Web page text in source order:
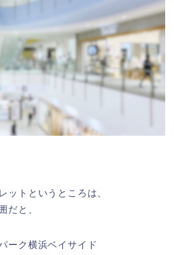
ットというところは、
だと、
ーク横浜ベイサイド